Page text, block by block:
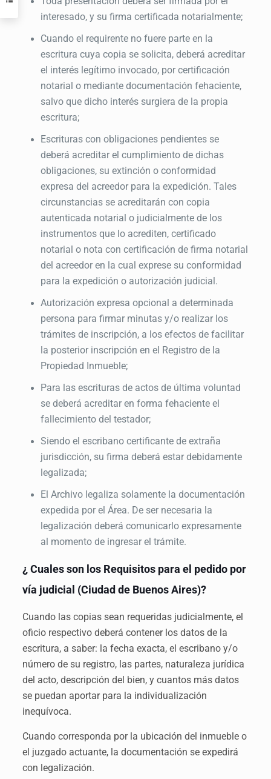
interesado, y su firma certificada notarialmente;
Cuando el requirente no fuere parte en la
escritura cuya copia se solicita, deberá acreditar
el interés legítimo invocado, por certificación
notarial o mediante documentación fehaciente,
salvo que dicho interés surgiera de la propia
escritura;
Escrituras con obligaciones pendientes se
deberá acreditar el cumplimiento de dichas
obligaciones, su extinción o conformidad
expresa del acreedor para la expedición. Tales
circunstancias se acreditarán con copia
autenticada notarial o judicialmente de los
instrumentos que lo acrediten, certificado
notarial o nota con certificación de firma notarial
del acreedor en la cual exprese su conformidad
para la expedición o autorización judicial.
Autorización expresa opcional a determinada
persona para firmar minutas y/o realizar los
trámites de inscripción, a los efectos de facilitar
la posterior inscripción en el Registro de la
Propiedad Inmueble;
Para las escrituras de actos de última voluntad
se deberá acreditar en forma fehaciente el
fallecimiento del testador;
Siendo el escribano certificante de extraña
jurisdicción, su firma deberá estar debidamente
legalizada;
El Archivo legaliza solamente la documentación
expedida por el Área. De ser necesaria la
legalización deberá comunicarlo expresamente
al momento de ingresar el trámite.
¿ Cuales son los Requisitos para el pedido por
vía judicial (Ciudad de Buenos Aires)?
Cuando las copias sean requeridas judicialmente, el
oficio respectivo deberá contener los datos de la
escritura, a saber: la fecha exacta, el escribano y/o
número de su registro, las partes, naturaleza jurídica
del acto, descripción del bien, y cuantos más datos
se puedan aportar para la individualización
inequívoca.
Cuando corresponda por la ubicación del inmueble o
el juzgado actuante, la documentación se expedirá
con legalización.